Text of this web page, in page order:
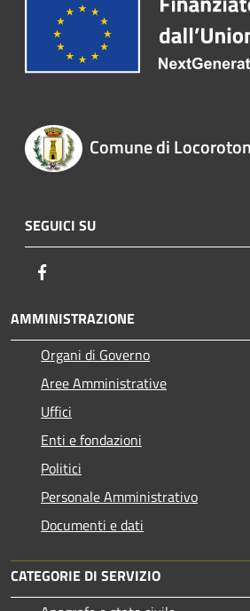
Comune di
SEGUICI SU
AMMINISTRAZIONE
Organi di Governo
Aree Amministrative
Uffici
Enti e fondazioni
Politici
Personale Amministrativo
Documenti e dati
CATEGORIE DI SERVIZIO